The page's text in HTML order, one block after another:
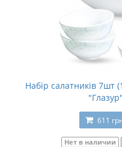
Набір салатників 7шт
611
Нет в наличии